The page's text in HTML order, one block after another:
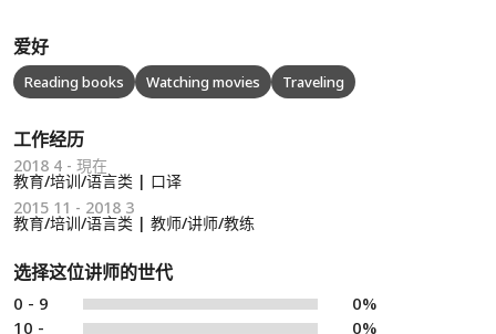
爱好
Reading books Watching movies Traveling
工作经历
2018 4 - 現在
教育/培训/语言类 | 口译
2015 11 - 2018 3
教育/培训/语言类 | 教师/讲师/教练
选择这位讲师的世代
0 - 9
0%
10 -
0%